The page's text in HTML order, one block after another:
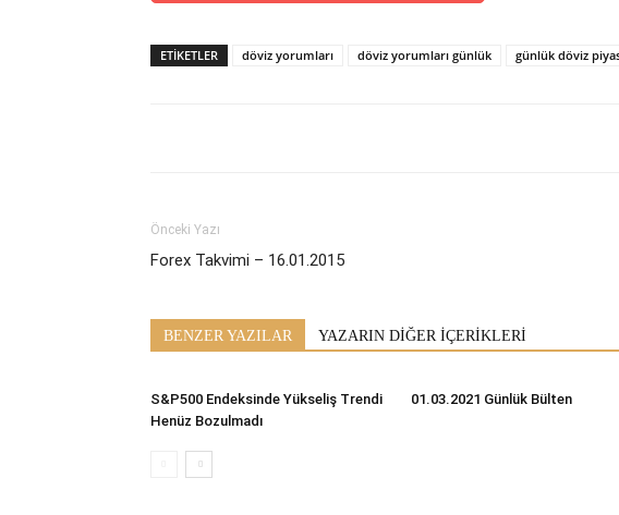
ETİKETLER döviz yorumları döviz yorumları günlük günlük döviz
Önceki Yazı
Forex Takvimi – 16.01.2015
BENZER YAZILAR YAZARIN DİĞER İÇERİKLERİ
S&P500 Endeksinde Yükseliş Trendi
Henüz Bozulmadı
01.03.2021 Günlük Bülten